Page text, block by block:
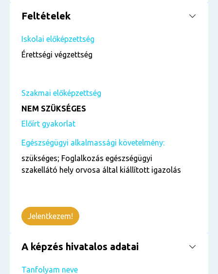
Feltételek
Iskolai előképzettség
Érettségi végzettség
Szakmai előképzettség
NEM SZÜKSÉGES
Előírt gyakorlat
Egészségügyi alkalmassági követelmény:
szükséges; Foglalkozás egészségügyi
szakellátó hely orvosa által kiállított igazolás
Jelentkezem!
A képzés hivatalos adatai
Tanfolyam neve